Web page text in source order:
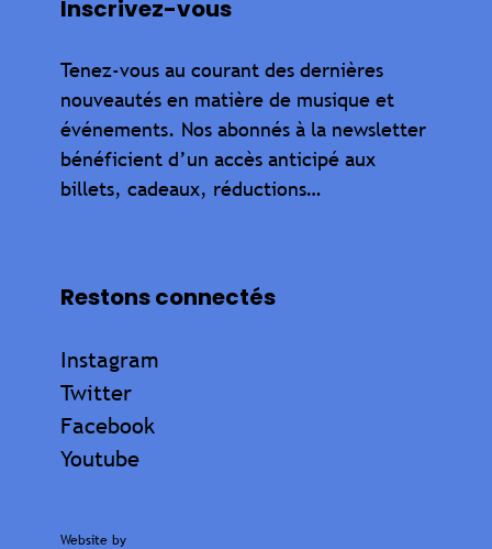
Inscrivez-vous
Tenez-vous au courant des dernières
nouveautés en matière de musique et
événements. Nos abonnés à la newsletter
bénéficient d’un accès anticipé aux
billets, cadeaux, réductions…
Restons connectés
Instagram
Twitter
Facebook
Youtube
Website by